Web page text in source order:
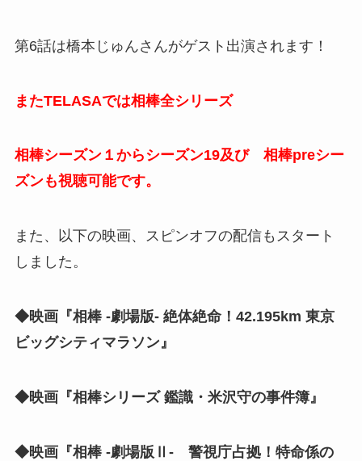
第6話は橋本じゅんさんがゲスト出演されます！
またTELASAでは相棒全シリーズ
相棒シーズン１からシーズン19及び 相棒preシー
ズンも視聴可能です。
また、以下の映画、スピンオフの配信もスタート
しました。
◆映画『相棒 -劇場版- 絶体絶命！42.195km 東京
ビッグシティマラソン』
◆映画『相棒シリーズ 鑑識・米沢守の事件簿』
◆映画『相棒 -劇場版Ⅱ- 警視庁占拠！特命係の